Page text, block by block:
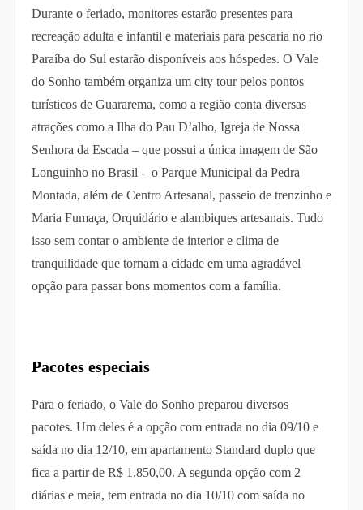
Durante o feriado, monitores estarão presentes para
recreação adulta e infantil e materiais para pescaria no rio
Paraíba do Sul estarão disponíveis aos hóspedes. O Vale
do Sonho também organiza um city tour pelos pontos
turísticos de Guararema, como a região conta diversas
atrações como a Ilha do Pau D’alho, Igreja de Nossa
Senhora da Escada – que possui a única imagem de São
Longuinho no Brasil - o Parque Municipal da Pedra
Montada, além de Centro Artesanal, passeio de trenzinho e
Maria Fumaça, Orquidário e alambiques artesanais. Tudo
isso sem contar o ambiente de interior e clima de
tranquilidade que tornam a cidade em uma agradável
opção para passar bons momentos com a família.
Pacotes especiais
Para o feriado, o Vale do Sonho preparou diversos
pacotes. Um deles é a opção com entrada no dia 09/10 e
saída no dia 12/10, em apartamento Standard duplo que
fica a partir de R$ 1.850,00. A segunda opção com 2
diárias e meia, tem entrada no dia 10/10 com saída no